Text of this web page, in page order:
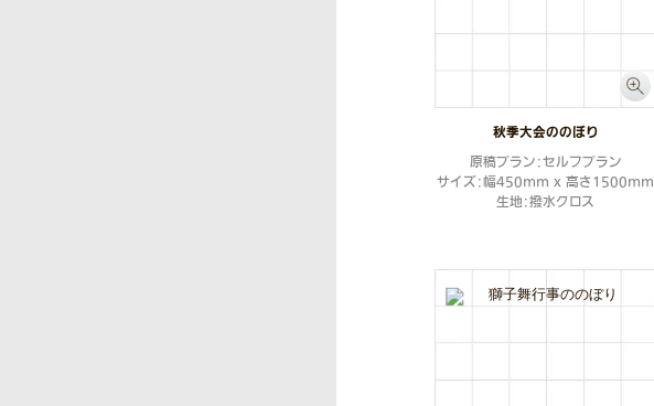
秋季大会ののぼり
原稿プラン：セルフプラン
サイズ：幅450mm x 高さ1500mm
生地：撥水クロス